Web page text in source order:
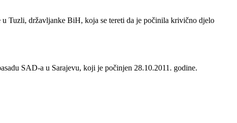
Tuzli, državljanke BiH, koja se tereti da je počinila krivično djelo
SAD-a u Sarajevu, koji je počinjen 28.10.2011. godine.